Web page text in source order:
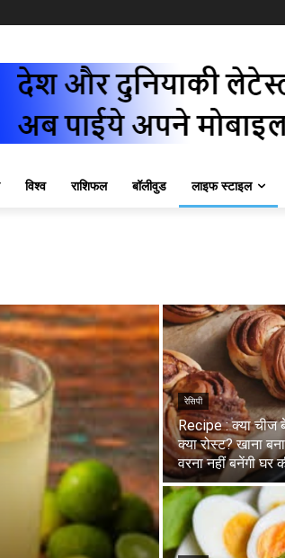
विश्व राशिफल बॉलीवुड लाइफ स्टाइल
रेसिपी
Recipe : क्या
क्या रोस्ट? खाना
वरना नहीं बनेंगी घर